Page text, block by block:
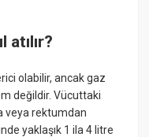
olabilir, ancak gaz
değildir. Vücuttaki
veya rektumdan
yaklaşık 1 ila 4 litre